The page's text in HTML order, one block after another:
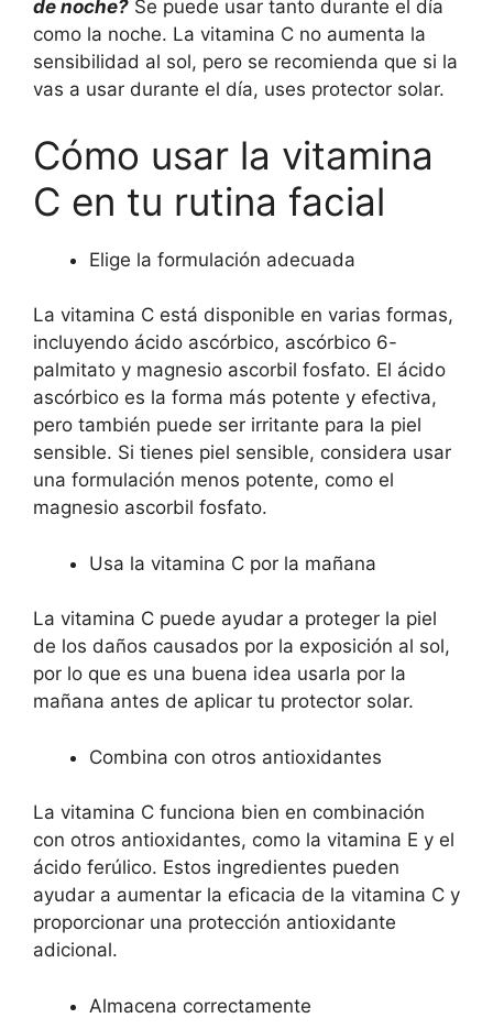
de noche? Se puede usar tanto durante el día
como la noche. La vitamina C no aumenta la
sensibilidad al sol, pero se recomienda que si la
vas a usar durante el día, uses protector solar.
Cómo usar la vitamina
C en tu rutina facial
Elige la formulación adecuada
La vitamina C está disponible en varias formas,
incluyendo ácido ascórbico, ascórbico 6-
palmitato y magnesio ascorbil fosfato. El ácido
ascórbico es la forma más potente y efectiva,
pero también puede ser irritante para la piel
sensible. Si tienes piel sensible, considera usar
una formulación menos potente, como el
magnesio ascorbil fosfato.
Usa la vitamina C por la mañana
La vitamina C puede ayudar a proteger la piel
de los daños causados por la exposición al sol,
por lo que es una buena idea usarla por la
mañana antes de aplicar tu protector solar.
Combina con otros antioxidantes
La vitamina C funciona bien en combinación
con otros antioxidantes, como la vitamina E y el
ácido ferúlico. Estos ingredientes pueden
ayudar a aumentar la eficacia de la vitamina C y
proporcionar una protección antioxidante
adicional.
Almacena correctamente